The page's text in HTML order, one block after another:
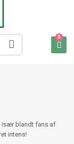
 
0
især blandt fans af
intens!